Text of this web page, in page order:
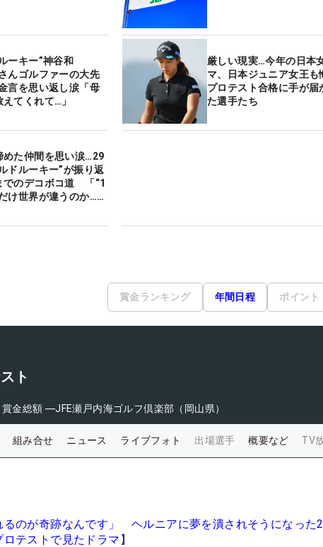
ーキー”神谷和
んゴルファーの大先
言を思い返し涙「母
てくれて…」
厳しい現実…今年の日本
マ、日本ジュニア女王
プロテスト合格に手が届
た選手たち
めた仲間を思い涙…29
ドルーキー”が振り返
でのデコボコ道 「“1
け世界が違うのか…」
賞金ランキング 年間日程 ポイント
ト
賞金総額 ―JFE瀬戸内海ゴルフ倶楽部（岡山県）
組み合せ ニュース ライブフォト 出場選手 概要など TV
るのが奇跡なんです」 ヘルニアに夢を潰されそうになった
テストで見たドラマ】